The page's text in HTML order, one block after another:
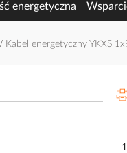
energetyczna
Kabel energetyczny YKXS